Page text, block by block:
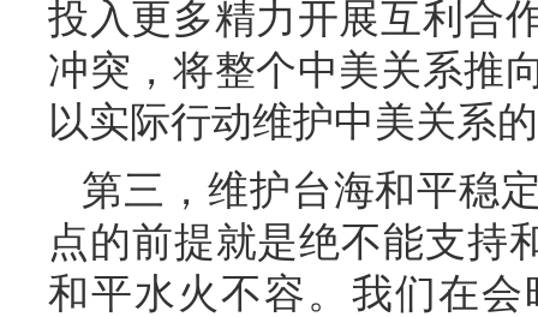
投入更多精力开展互利合
冲突，将整个中美关系推
以实际行动维护中美关系
第三，维护台海和平稳
点的前提就是绝不能支持
和平水火不容。我们在